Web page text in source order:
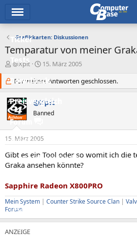
Ticker
Tests
Downloads
Preisvergleich
Forum
Aktuelles
Empfohlene Inhalte
Neueste Aktivitäten
Leserartikel
Grafikkarten: Diskussionen
Temparatur von meiner
E
s
t
e
l
l
e
@Xpit
E
s
t
e
l
l
m
15. März 2005
Für weitere Antworten geschlossen.
@Xpit
Banned
15. März 2005
Gibt es ein Tool oder so womit ich die
Graka ansehen könnte?
Sapphire Radeon X800PRO
Mein System | Counter Strike Source Clan |
Forum